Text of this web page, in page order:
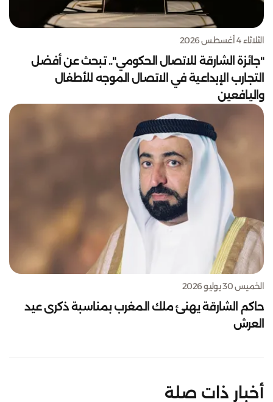
الثلاثاء 4 أغسطس 2026
"جائزة الشارقة للاتصال الحكومي".. تبحث عن أفضل
التجارب الإبداعية في الاتصال الموجه للأطفال
واليافعين
الخميس 30 يوليو 2026
حاكم الشارقة يهنئ ملك المغرب بمناسبة ذكرى عيد
العرش
أخبار ذات صلة